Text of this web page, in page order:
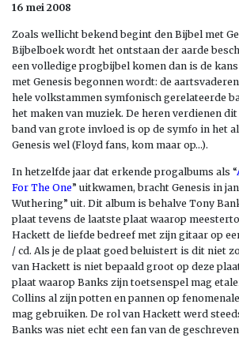
16 mei 2008
Zoals wellicht bekend begint den Bijbel met
Bijbelboek wordt het ontstaan der aarde
een volledige progbijbel komen dan is de
met Genesis begonnen wordt: de
hele volkstammen symfonisch gerelateerde
het maken van muziek. De heren verdienen
band van grote invloed is op de symfo in het
Genesis wel (Floyd fans, kom maar op…).
In hetzelfde jaar dat erkende progalbums als “
For The One” uitkwamen, bracht Genesis in
Wuthering” uit. Dit album is behalve Tony
plaat tevens de laatste plaat waarop
Hackett de liefde bedreef met zijn gitaar op
/ cd. Als je de plaat goed beluistert is dit niet
van Hackett is niet bepaald groot op deze
plaat waarop Banks zijn toetsenspel mag
Collins al zijn potten en pannen op
mag gebruiken. De rol van Hackett werd
Banks was niet echt een fan van de